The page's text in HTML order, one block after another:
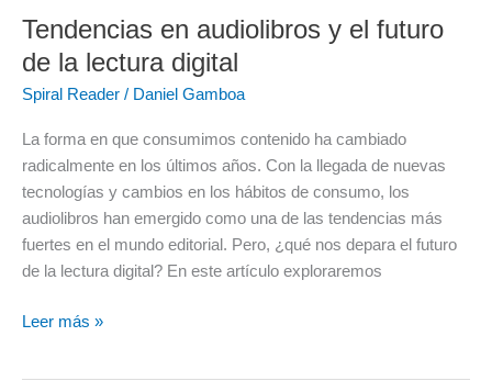
Tendencias en audiolibros y el futuro
de la lectura digital
Spiral Reader / Daniel Gamboa
La forma en que consumimos contenido ha cambiado
radicalmente en los últimos años. Con la llegada de nuevas
tecnologías y cambios en los hábitos de consumo, los
audiolibros han emergido como una de las tendencias más
fuertes en el mundo editorial. Pero, ¿qué nos depara el futuro
de la lectura digital? En este artículo exploraremos
de
lectura
digital
Leer más »